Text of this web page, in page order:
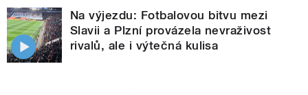
Na výjezdu: Fotbalovou bitvu mezi
Slavii a Plzní provázela nevraživost
rivalů, ale i výtečná kulisa